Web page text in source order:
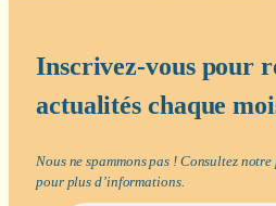
Inscrivez-vous pour
actualités chaque
Nous ne spammons pas ! Consultez notre
pour plus d’informations.